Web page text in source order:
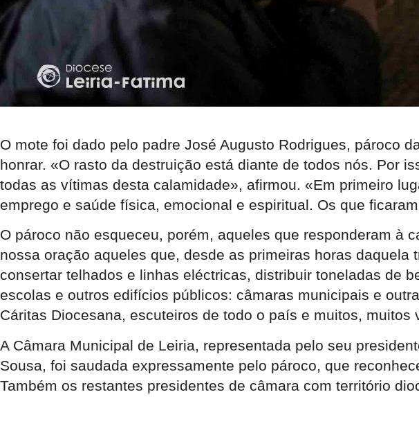
O mote foi dado pelo padre José Augusto Rodrigues, pároco
honrar. «O rasto da destruição está diante de todos nós. Por
todas as vítimas desta calamidade», afirmou. «Em primeiro
emprego e saúde física, emocional e espiritual. Os que
O pároco não esqueceu, porém, aqueles que responderam à
nossa oração aqueles que, desde as primeiras horas
consertar telhados e linhas eléctricas, distribuir toneladas de
escolas e outros edifícios públicos: câmaras municipais e
Cáritas Diocesana, escuteiros de todo o país e muitos, muitos
A Câmara Municipal de Leiria, representada pelo seu
Sousa, foi saudada expressamente pelo pároco, que
Também os restantes presidentes de câmara com território